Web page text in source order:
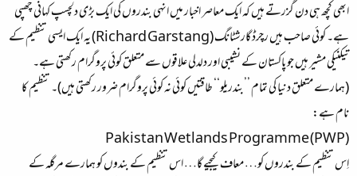
ابھی کچھ ہی دن گزرتے ہیں کہ ایک معاصر اخبار میں انہی بندروں کی ایک بڑی دلچسپ کہانی چھپی
ہے۔ کوئی صاحب ہیں رچرڈ گارشٹانگ (Richard Garstang) یہ ایک ایسی تنظیم کے
تیکنیکی مشیر ہیں جو پاکستان کے نشیبی اور دلدلی علاقوں سے متعلق کوئی پروگرام رکھتی ہے۔
(ہمارے متعلق دنیا کی تمام ’’بندریلو‘‘ طاقتیں کوئی نہ کوئی پروگرام ضرور رکھتی ہیں)۔ تنظیم کا
نام ہے:
Pakistan Wetlands Programme (PWP)
اِس تنظیم کے بندروں کو… معاف کیجیے گا… اس تنظیم کے بندوں کو ہمارے مرگلہ کے